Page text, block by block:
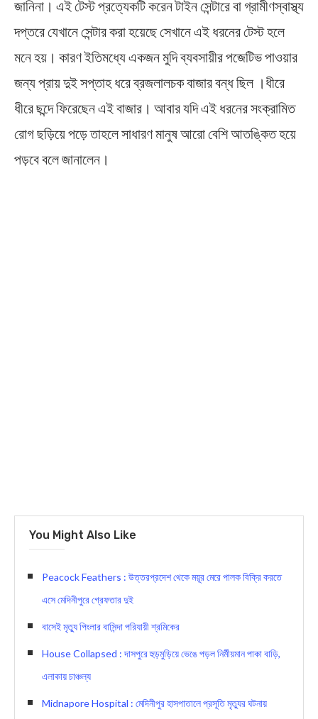
জানিনা। এই টেস্ট প্রত্যেকটি করেন টাইন সেন্টারে বা গ্রামীণস্বাস্থ্য
দপ্তরে যেখানে সেন্টার করা হয়েছে সেখানে এই ধরনের টেস্ট হলে
মনে হয়। কারণ ইতিমধ্যে একজন মুদি ব্যবসায়ীর পজেটিভ পাওয়ার
জন্য প্রায় দুই সপ্তাহ ধরে ব্রজলালচক বাজার বন্ধ ছিল ।ধীরে
ধীরে ছন্দে ফিরেছেন এই বাজার। আবার যদি এই ধরনের সংক্রামিত
রোগ ছড়িয়ে পড়ে তাহলে সাধারণ মানুষ আরো বেশি আতঙ্কিত হয়ে
পড়বে বলে জানালেন।
You Might Also Like
Peacock Feathers : উত্তরপ্রদেশ থেকে ময়ূর মেরে পালক বিক্রি করতে
এসে মেদিনীপুরে গ্রেফতার দুই
বাসেই মৃত্যু পিংলার বাসিন্দা পরিযায়ী শ্রমিকের
House Collapsed : দাসপুরে হুড়মুড়িয়ে ভেঙে পড়ল নির্মীয়মান পাকা বাড়ি,
এলাকায় চাঞ্চল্য
Midnapore Hospital : মেদিনীপুর হাসপাতালে প্রসূতি মৃত্যুর ঘটনায়